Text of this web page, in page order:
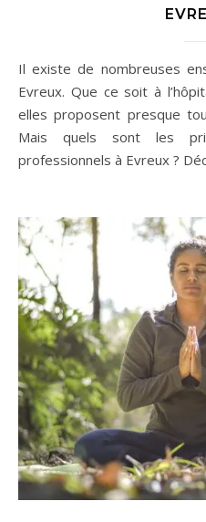
Il existe de nombreuses enseignes d’audioprothésiste à
Evreux. Que ce soit à
elles proposent presque
Mais quels sont les
professionnels à Evreux ?